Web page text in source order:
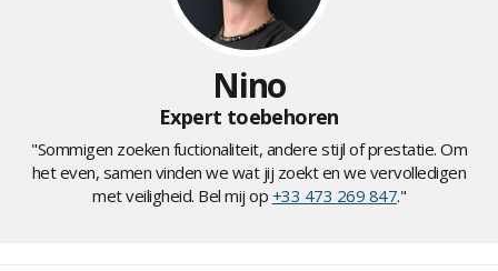
Nino
Expert toebehoren
"Sommigen zoeken fuctionaliteit, andere stijl of prestatie. Om
het even, samen vinden we wat jij zoekt en we vervolledigen
met veiligheid. Bel mij op +33 473 269 847."